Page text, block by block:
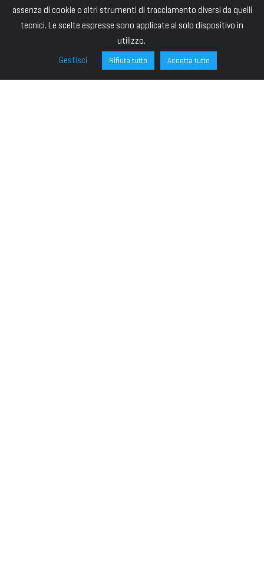
assenza di cookie o altri strumenti di tracciamento diversi da quelli
tecnici. Le scelte espresse sono applicate al solo dispositivo in
utilizzo.
Gestisci
Rifiuta tutto Accetta tutto